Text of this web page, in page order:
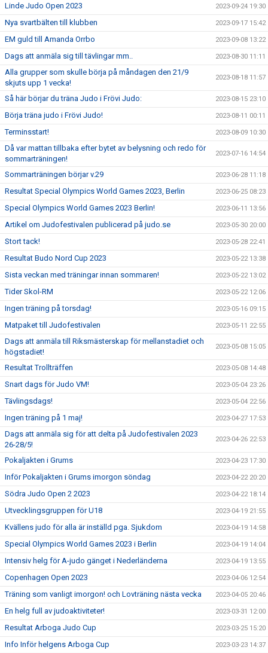
Linde Judo Open 2023 2023-09-24 19:30
Nya svartbälten till klubben 2023-09-17 15:42
EM guld till Amanda Orrbo 2023-09-08 13:22
Dags att anmäla sig till tävlingar mm.. 2023-08-30 11:11
Alla grupper som skulle börja på måndagen den 21/9
skjuts upp 1 vecka!
2023-08-18 11:57
Så här börjar du träna Judo i Frövi Judo: 2023-08-15 23:10
Börja träna judo i Frövi Judo! 2023-08-11 00:11
Terminsstart! 2023-08-09 10:30
Då var mattan tillbaka efter bytet av belysning och redo för
sommarträningen!
2023-07-16 14:54
Sommarträningen börjar v.29 2023-06-28 11:18
Resultat Special Olympics World Games 2023, Berlin 2023-06-25 08:23
Special Olympics World Games 2023 Berlin! 2023-06-11 13:56
Artikel om Judofestivalen publicerad på judo.se 2023-05-30 20:00
Stort tack! 2023-05-28 22:41
Resultat Budo Nord Cup 2023 2023-05-22 13:38
Sista veckan med träningar innan sommaren! 2023-05-22 13:02
Tider Skol-RM 2023-05-22 12:06
Ingen träning på torsdag! 2023-05-16 09:15
Matpaket till Judofestivalen 2023-05-11 22:55
Dags att anmäla till Riksmästerskap för mellanstadiet och
högstadiet!
2023-05-08 15:05
Resultat Trollträffen 2023-05-08 14:48
Snart dags för Judo VM! 2023-05-04 23:26
Tävlingsdags! 2023-05-04 22:56
Ingen träning på 1 maj! 2023-04-27 17:53
Dags att anmäla sig för att delta på Judofestivalen 2023
26-28/5!
2023-04-26 22:53
Pokaljakten i Grums 2023-04-23 17:30
Inför Pokaljakten i Grums imorgon söndag 2023-04-22 20:20
Södra Judo Open 2 2023 2023-04-22 18:14
Utvecklingsgruppen för U18 2023-04-19 21:55
Kvällens judo för alla är inställd pga. Sjukdom 2023-04-19 14:58
Special Olympics World Games 2023 i Berlin 2023-04-19 14:04
Intensiv helg för A-judo gänget i Nederländerna 2023-04-19 13:55
Copenhagen Open 2023 2023-04-06 12:54
Träning som vanligt imorgon! och Lovträning nästa vecka 2023-04-05 20:46
En helg full av judoaktiviteter! 2023-03-31 12:00
Resultat Arboga Judo Cup 2023-03-25 15:20
Info Inför helgens Arboga Cup 2023-03-23 14:37